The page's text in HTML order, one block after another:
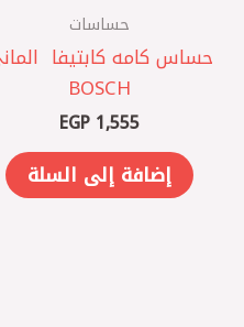
حساسات
حساس كامه كابتيفا
BOSCH
EGP 1,555
إضافة إلى السلة